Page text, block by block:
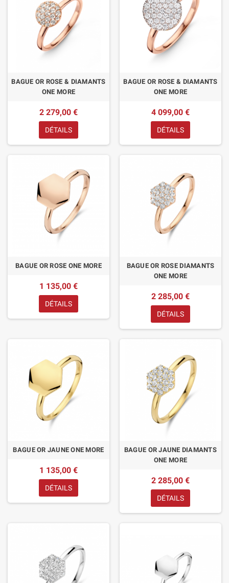
BAGUE OR ROSE & DIAMANTS
ONE MORE
2 279,00 €
DÉTAILS
BAGUE OR ROSE & DIAMANTS
ONE MORE
4 099,00 €
DÉTAILS
BAGUE OR ROSE ONE MORE
1 135,00 €
DÉTAILS
BAGUE OR ROSE DIAMANTS
ONE MORE
2 285,00 €
DÉTAILS
BAGUE OR JAUNE ONE MORE
1 135,00 €
DÉTAILS
BAGUE OR JAUNE DIAMANTS
ONE MORE
2 285,00 €
DÉTAILS